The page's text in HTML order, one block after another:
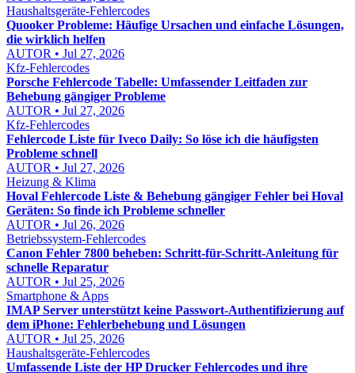
Haushaltsgeräte-Fehlercodes
Quooker Probleme: Häufige Ursachen und einfache Lösungen,
die wirklich helfen
AUTOR • Jul 27, 2026
Kfz-Fehlercodes
Porsche Fehlercode Tabelle: Umfassender Leitfaden zur
Behebung gängiger Probleme
AUTOR • Jul 27, 2026
Kfz-Fehlercodes
Fehlercode Liste für Iveco Daily: So löse ich die häufigsten
Probleme schnell
AUTOR • Jul 27, 2026
Heizung & Klima
Hoval Fehlercode Liste & Behebung gängiger Fehler bei Hoval
Geräten: So finde ich Probleme schneller
AUTOR • Jul 26, 2026
Betriebssystem-Fehlercodes
Canon Fehler 7800 beheben: Schritt-für-Schritt-Anleitung für
schnelle Reparatur
AUTOR • Jul 25, 2026
Smartphone & Apps
IMAP Server unterstützt keine Passwort-Authentifizierung auf
dem iPhone: Fehlerbehebung und Lösungen
AUTOR • Jul 25, 2026
Haushaltsgeräte-Fehlercodes
Umfassende Liste der HP Drucker Fehlercodes und ihre